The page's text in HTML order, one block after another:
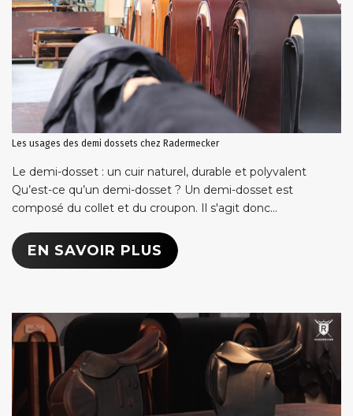
Les usages des demi dossets chez Radermecker
Le demi-dosset : un cuir naturel, durable et polyvalent
Qu’est-ce qu’un demi-dosset ? Un demi-dosset est
composé du collet et du croupon. Il s'agit donc...
EN SAVOIR PLUS